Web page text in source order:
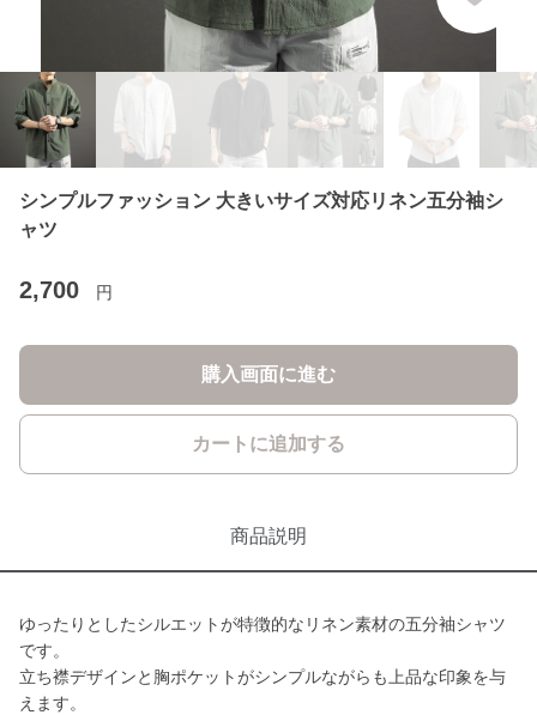
シンプルファッション 大きいサイズ対応リネン五分袖シ
ャツ
2,700 円
購入画面に進む
カートに追加する
商品説明
ゆったりとしたシルエットが特徴的なリネン素材の五分袖シャツ
です。
立ち襟デザインと胸ポケットがシンプルながらも上品な印象を与
えます。